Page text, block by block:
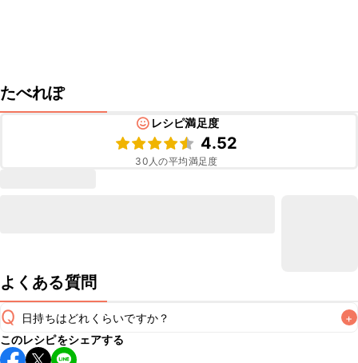
たべれぽ
レシピ満足度
4.52
30 人の平均満足度
よくある質問
Q 日持ちはどれくらいですか？ +
こちらのレシピは出来たてをお召し上がりいただくことをお
このレシピをシェアする